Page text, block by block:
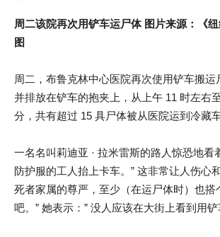
周二该院再次用铲车运尸体 图片来源：《
图
周二，布鲁克林中心医院再次使用铲车搬运
并排放在铲车的抱夹上，从上午 11 时左右
分，共有超过 15 具尸体被从医院运到冷藏车
一名名叫莉迪亚 · 拉米雷斯的路人惊恐地看
防护服的工人抬上卡车。” 这非常让人伤心
死者家属的尊严，至少（在运尸体时）也搭
吧。” 她表示：” 没人应该在大街上看到用